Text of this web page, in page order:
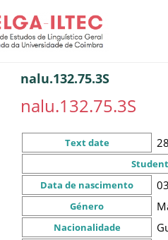
nalu.132.75.3S
nalu.132.75.3S
Text date
Student
Data de nascimento
Género
Nacionalidade